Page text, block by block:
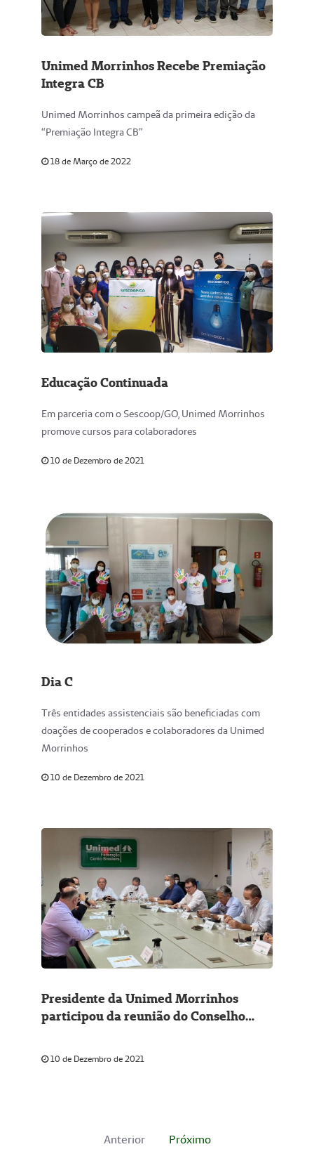
Unimed Morrinhos Recebe Premiação
Integra CB
Unimed Morrinhos campeã da primeira edição da
“Premiação Integra CB”
18 de Março de 2022
Educação Continuada
Em parceria com o Sescoop/GO, Unimed Morrinhos
promove cursos para colaboradores
10 de Dezembro de 2021
Dia C
Três entidades assistenciais são beneficiadas com
doações de cooperados e colaboradores da Unimed
Morrinhos
10 de Dezembro de 2021
Presidente da Unimed Morrinhos
participou da reunião do Conselho
10 de Dezembro de 2021
Anterior Próximo